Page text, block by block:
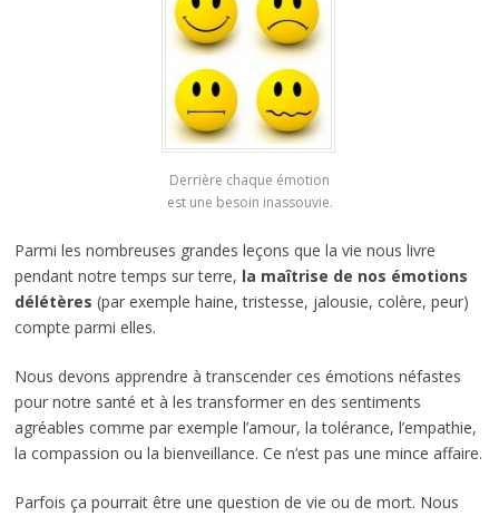
Derrière chaque émotion
est une besoin inassouvie.
Parmi les nombreuses grandes leçons que la vie nous livre
pendant notre temps sur terre, la maîtrise de nos émotions
délétères (par exemple haine, tristesse, jalousie, colère, peur)
compte parmi elles.
Nous devons apprendre à transcender ces émotions néfastes
pour notre santé et à les transformer en des sentiments
agréables comme par exemple l’amour, la tolérance, l’empathie,
la compassion ou la bienveillance. Ce n’est pas une mince affaire.
Parfois ça pourrait être une question de vie ou de mort. Nous